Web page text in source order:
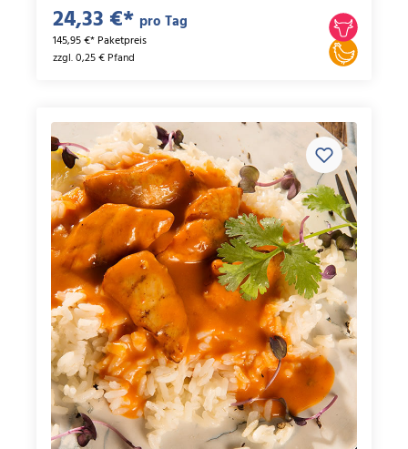
24,33 €* pro Tag
145,95 €* Paketpreis
zzgl. 0,25 € Pfand